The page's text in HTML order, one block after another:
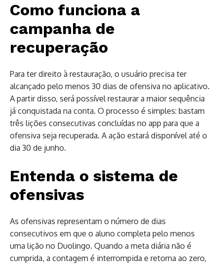
Como funciona a
campanha de
recuperação
Para ter direito à restauração, o usuário precisa ter
alcançado pelo menos 30 dias de ofensiva no aplicativo.
A partir disso, será possível restaurar a maior sequência
já conquistada na conta. O processo é simples: bastam
três lições consecutivas concluídas no app para que a
ofensiva seja recuperada. A ação estará disponível até o
dia 30 de junho.
Entenda o sistema de
ofensivas
As ofensivas representam o número de dias
consecutivos em que o aluno completa pelo menos
uma lição no Duolingo. Quando a meta diária não é
cumprida, a contagem é interrompida e retorna ao zero,